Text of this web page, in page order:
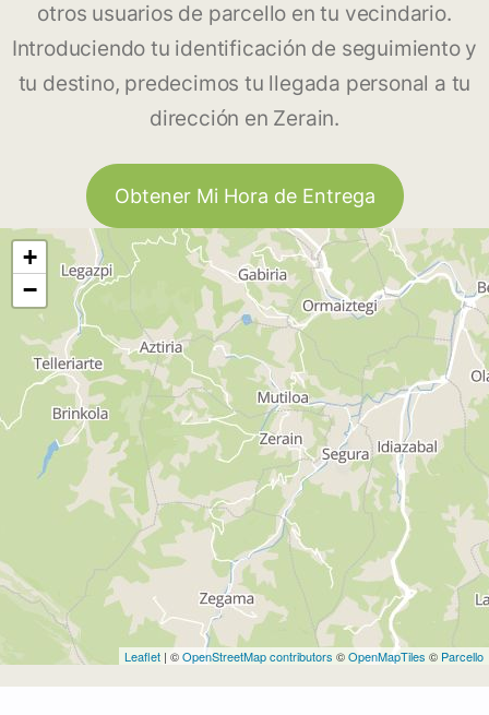
otros usuarios de parcello en tu vecindario.
Introduciendo tu identificación de seguimiento y
tu destino, predecimos tu llegada personal a tu
dirección en Zerain.
Obtener Mi Hora de Entrega
+
−
Leaflet | ©OpenStreetMap contributors ©OpenMapTiles © Parcello